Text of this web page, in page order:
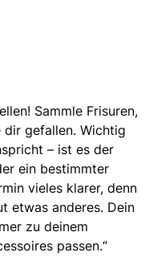
Sammle Frisuren,
gefallen. Wichtig
– ist es der
ein bestimmter
vieles klarer, denn
etwas anderes. Dein
zu deinem
passen.“